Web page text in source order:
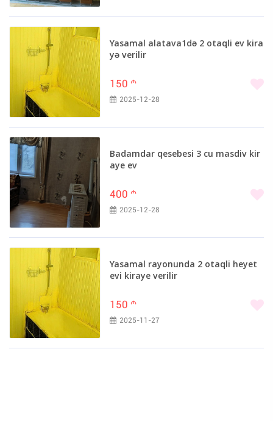
Yasamal alatava1də 2 otaqli ev kira
yə verilir
150 m
2025-12-28
Badamdar qesebesi 3 cu masdiv kir
aye ev
400 m
2025-12-28
Yasamal rayonunda 2 otaqli heyet
evi kiraye verilir
150 m
2025-11-27